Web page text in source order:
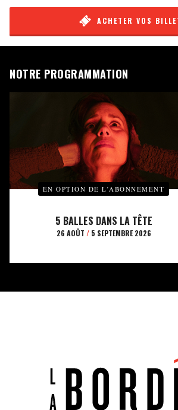
ACHETER VOS
NOTRE PROGRAMMATION
EN OPTION DE L’ABONNEMENT
5 BALLES DANS LA TÊTE
26 AOÛT /5 SEPTEMBRE 2026